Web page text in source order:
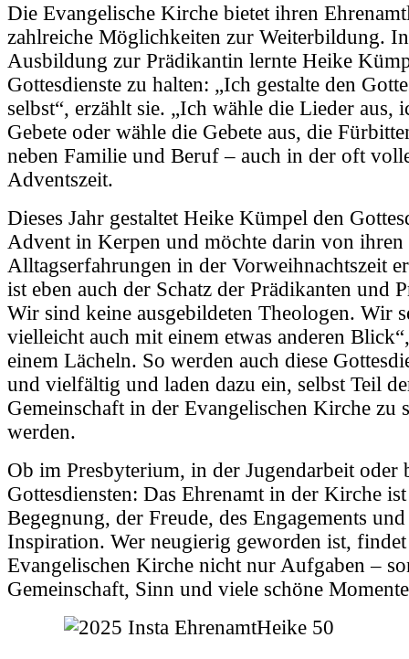
Die Evangelische Kirche bietet ihren
zahlreiche Möglichkeiten zur Weiterbildung.
Ausbildung zur Prädikantin lernte Heike
Gottesdienste zu halten: „Ich gestalte den
selbst“, erzählt sie. „Ich wähle die Lieder aus,
Gebete oder wähle die Gebete aus, die
neben Familie und Beruf – auch in der oft
Adventszeit.
Dieses Jahr gestaltet Heike Kümpel den
Advent in Kerpen und möchte darin von ihren
Alltagserfahrungen in der Vorweihnachtszeit
ist eben auch der Schatz der Prädikanten und
Wir sind keine ausgebildeten Theologen. Wir
vielleicht auch mit einem etwas anderen
einem Lächeln. So werden auch diese
und vielfältig und laden dazu ein, selbst Teil
Gemeinschaft in der Evangelischen Kirche zu
werden.
Ob im Presbyterium, in der Jugendarbeit oder
Gottesdiensten: Das Ehrenamt in der Kirche
Begegnung, der Freude, des Engagements
Inspiration. Wer neugierig geworden ist,
Evangelischen Kirche nicht nur Aufgaben –
Gemeinschaft, Sinn und viele schöne